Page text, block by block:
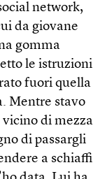
network,
da giovane
gomma
le istruzioni
fuori quella
Mentre stavo
di mezza
di passargli
a schiaffi